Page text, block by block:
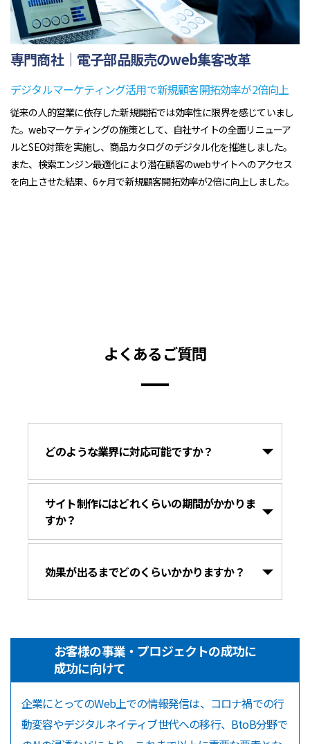
専門商社｜電子部品販売のweb集客改革
デジタルマーケティング活用で新規顧客開拓効率が2倍向上
従来の人的営業に依存した新規開拓では効率性に限界を感じていまし
た。webマーケティングの施策として、自社サイトの全面リニューア
ルとSEO対策を実施し、商品カタログのデジタル化を推進しました。
また、検索エンジン最適化により潜在顧客のwebサイトへのアクセス
を向上させた結果、6ヶ月で新規顧客開拓効率が2倍に向上しました。
よくあるご質問
どのような業界に対応可能ですか？
サイト制作にはどれくらいの期間がかかりま
すか？
効果が出るまでどのくらいかかりますか？
お客様の事業・プロジェクトの成功に
成功に向けて
企業にとってのWeb上での情報発信は、コロナ禍での行
動変容やデジタルネイティブ世代への移行、BtoB分野で